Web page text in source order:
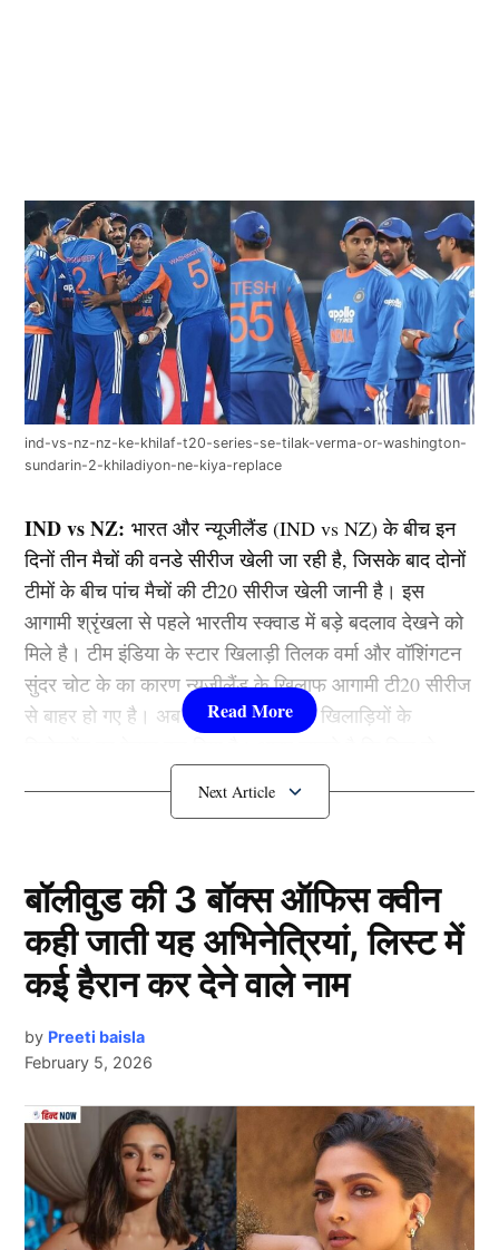
ind-vs-nz-nz-ke-khilaf-t20-series-se-tilak-verma-or-washington-
sundarin-2-khiladiyon-ne-kiya-replace
IND vs NZ:भारत और न्यूजीलैंड (IND vs NZ) के बीच इन
दिनों तीन मैचों की वनडे सीरीज खेली जा रही है, जिसके बाद दोनों
टीमों के बीच पांच मैचों की टी20 सीरीज खेली जानी है। इस
आगामी श्रृंखला से पहले भारतीय स्क्वाड में बड़े बदलाव देखने को
मिले है। टीम इंडिया के स्टार खिलाड़ी तिलक वर्मा और वॉशिंगटन
सुंदर चोट के का कारण न्यूजीलैंड के खिलाफ आगामी टी20 सीरीज
से बाहर हो गए है। अब बीसीसीआई ने दोनों खिलाड़ियों के
खिलाड़ियों को तिलक और सुंदर की जगह स्क्वाड में शामिल किया
IND vs NZ: न्यूजीलैंड के खिलाफ टी20
सीरीज से बाहर हुए तिलक वर्मा और वॉशिंगटन
सुंदर
Ind Vs Nz
Next Article
बॉलीवुड की 3 बॉक्स ऑफिस क्वीन
कही जाती यह अभिनेत्रियां, लिस्ट में
कई हैरान कर देने वाले नाम
by Preeti baisla
February 5, 2026